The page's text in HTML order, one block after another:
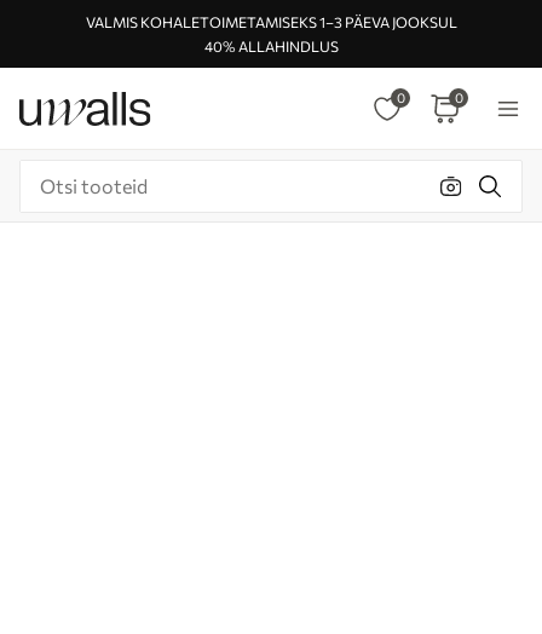
VALMIS KOHALETOIMETAMISEKS 1–3 PÄEVA JOOKSUL
40% ALLAHINDLUS
0 0